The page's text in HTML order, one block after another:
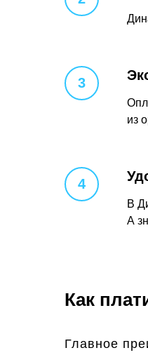
из
В
А
Как
Главное